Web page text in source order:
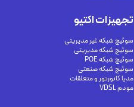
تجهیزات اکتیو
سوئیچ شبکه غیر مدیریتی
سوئیچ شبکه مدیریتی
سوئیچ شبکه POE
سوئیچ شبکه صنعتی
مدیا کانورتور و متعلقات
مودم VDSL